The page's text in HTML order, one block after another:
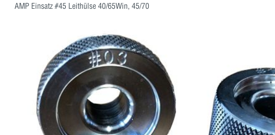
AMP Einsatz #45 Leithülse 40/65Win, 45/70